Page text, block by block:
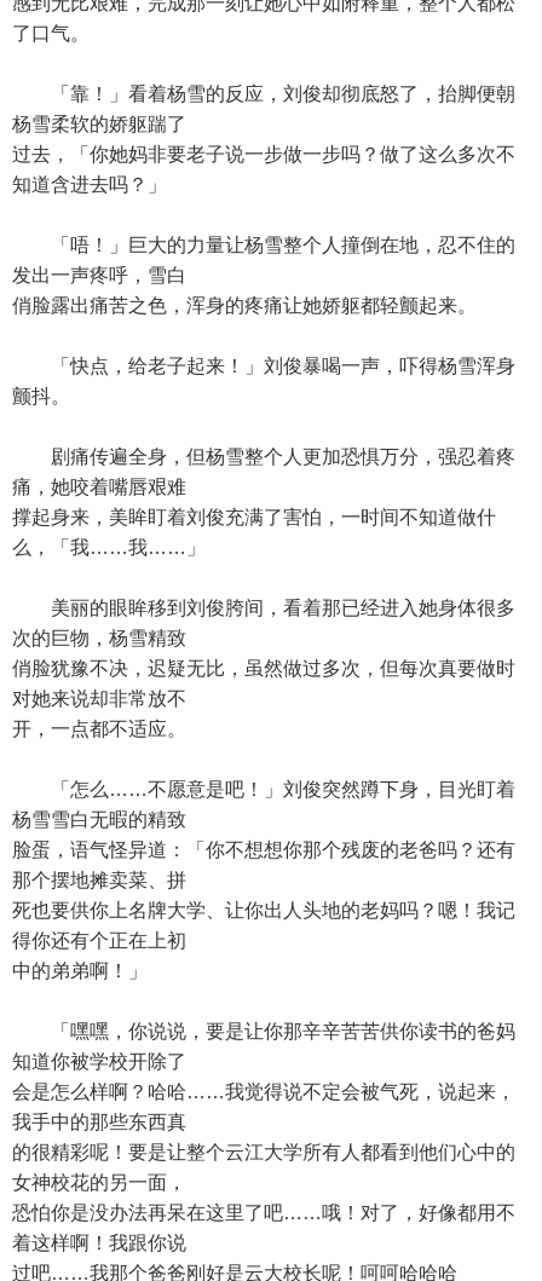
了口气。
「靠！」看着杨雪的反应，刘俊却彻底怒了，抬脚便朝
杨雪柔软的娇躯踹了
过去，「你她妈非要老子说一步做一步吗？做了这么多次不
知道含进去吗？」
「唔！」巨大的力量让杨雪整个人撞倒在地，忍不住的
发出一声疼呼，雪白
俏脸露出痛苦之色，浑身的疼痛让她娇躯都轻颤起来。
「快点，给老子起来！」刘俊暴喝一声，吓得杨雪浑身
颤抖。
剧痛传遍全身，但杨雪整个人更加恐惧万分，强忍着疼
痛，她咬着嘴唇艰难
撑起身来，美眸盯着刘俊充满了害怕，一时间不知道做什
么，「我……我……」
美丽的眼眸移到刘俊胯间，看着那已经进入她身体很多
次的巨物，杨雪精致
俏脸犹豫不决，迟疑无比，虽然做过多次，但每次真要做时
对她来说却非常放不
开，一点都不适应。
「怎么……不愿意是吧！」刘俊突然蹲下身，目光盯着
杨雪雪白无暇的精致
脸蛋，语气怪异道：「你不想想你那个残废的老爸吗？还有
那个摆地摊卖菜、拼
死也要供你上名牌大学、让你出人头地的老妈吗？嗯！我记
得你还有个正在上初
中的弟弟啊！」
「嘿嘿，你说说，要是让你那辛辛苦苦供你读书的爸妈
知道你被学校开除了
会是怎么样啊？哈哈……我觉得说不定会被气死，说起来，
我手中的那些东西真
的很精彩呢！要是让整个云江大学所有人都看到他们心中的
女神校花的另一面，
恐怕你是没办法再呆在这里了吧……哦！对了，好像都用不
着这样啊！我跟你说
过吧……我那个爸爸刚好是云大校长呢！呵呵哈哈哈